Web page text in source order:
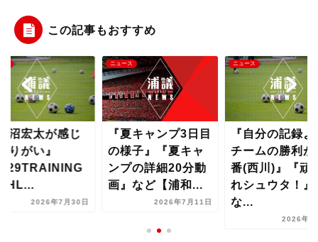
この記事もおすすめ
沼宏太が感じ
りがい』
2026年7月30日
ニュース
『夏キャンプ3日目
の様子』『夏キャ
ンプの詳細20分動
画』など【浦和...
2026年7月11日
ニュース
『自分の記録よ
チームの勝利が
番(西川)』『頑
れシュウタ！』
な...
2026年8